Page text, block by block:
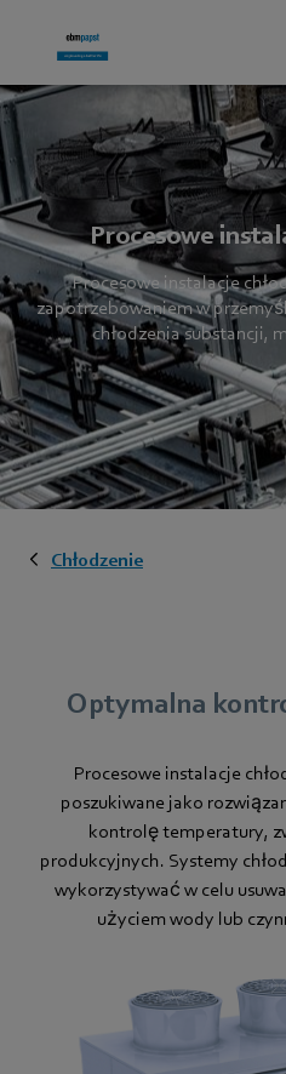
Procesowe
Procesowe instalacje
zapotrzebowaniem w
chłodzenia substancji,
Chłodzenie
Optymalna
Procesowe instalacje
poszukiwane jako
kontrolę temperatury,
produkcyjnych. Systemy
wykorzystywać w celu
użyciem wody lub